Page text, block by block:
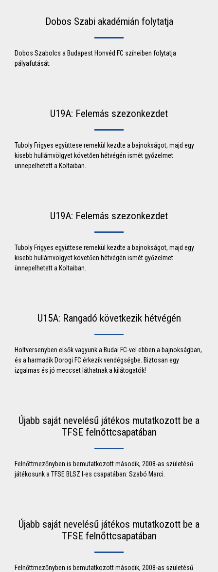
Dobos Szabi akadémián folytatja
Dobos Szabolcs a Budapest Honvéd FC színeiben folytatja
pályafutását.
U19A: Felemás szezonkezdet
Tuboly Frigyes együttese remekül kezdte a bajnokságot, majd egy
kisebb hullámvölgyet követően hétvégén ismét győzelmet
ünnepelhetett a Koltaiban.
U19A: Felemás szezonkezdet
Tuboly Frigyes együttese remekül kezdte a bajnokságot, majd egy
kisebb hullámvölgyet követően hétvégén ismét győzelmet
ünnepelhetett a Koltaiban.
U15A: Rangadó következik hétvégén
Holtversenyben elsők vagyunk a Budai FC-vel ebben a bajnokságban,
és a harmadik Dorogi FC érkezik vendégségbe. Biztosan egy
izgalmas és jó meccset láthatnak a kilátogatók!
Újabb saját nevelésű játékos mutatkozott be a
TFSE felnőttcsapatában
Felnőttmezőnyben is bemutatkozott második, 2008-as születésű
játékosunk a TFSE BLSZ I-es csapatában: Szabó Marci.
Újabb saját nevelésű játékos mutatkozott be a
TFSE felnőttcsapatában
Felnőttmezőnyben is bemutatkozott második, 2008-as születésű